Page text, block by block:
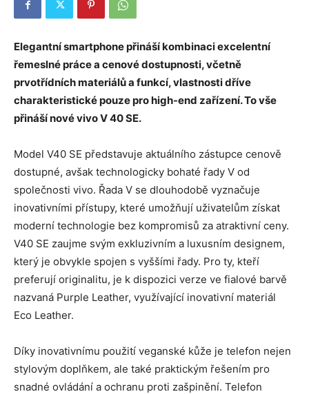
Elegantní smartphone přináší kombinaci excelentní
řemeslné práce a cenové dostupnosti, včetně
prvotřídních materiálů a funkcí, vlastnosti dříve
charakteristické pouze pro high-end zařízení. To vše
přináší nové vivo V 40 SE.
Model V40 SE představuje aktuálního zástupce cenově
dostupné, avšak technologicky bohaté řady V od
společnosti vivo. Řada V se dlouhodobě vyznačuje
inovativními přístupy, které umožňují uživatelům získat
moderní technologie bez kompromisů za atraktivní ceny.
V40 SE zaujme svým exkluzivním a luxusním designem,
který je obvykle spojen s vyššími řady. Pro ty, kteří
preferují originalitu, je k dispozici verze ve fialové barvě
nazvaná Purple Leather, využívající inovativní materiál
Eco Leather.
Díky inovativnímu použití veganské kůže je telefon nejen
stylovým doplňkem, ale také praktickým řešením pro
snadné ovládání a ochranu proti zašpinění. Telefon